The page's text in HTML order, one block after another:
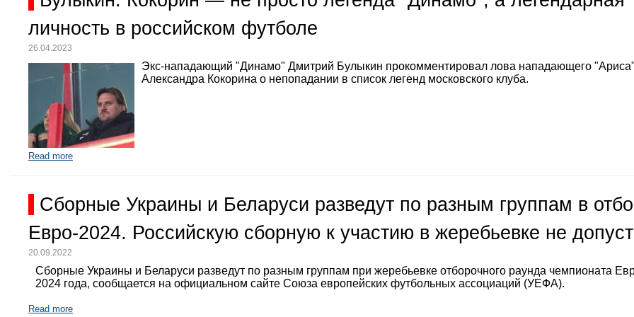
личность в российском футболе
26.04.2023
Экс-нападающий "Динамо" Дмитрий Булыкин прокомментировал лова нападающего "Ариса"
Александра Кокорина о непопадании в список легенд московского клуба.
Read more
Сборные Украины и Беларуси разведут по разным группам в
Евро-2024. Российскую сборную к участию в жеребьевке не
20.09.2022
Сборные Украины и Беларуси разведут по разным группам при жеребьевке отборочного раунда чемпионата
2024 года, сообщается на официальном сайте Союза европейских футбольных ассоциаций (УЕФА).
Read more